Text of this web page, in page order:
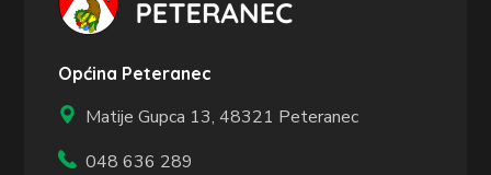
Općina Peteranec
Matije Gupca 13,48321 Peteranec
048 636 289